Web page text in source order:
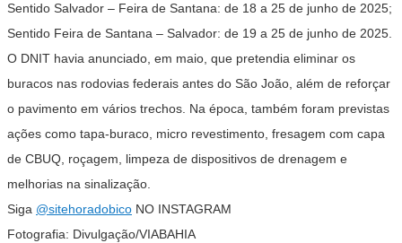
Sentido Salvador – Feira de Santana: de 18 a 25 de junho de 2025;
Sentido Feira de Santana – Salvador: de 19 a 25 de junho de 2025.
O DNIT havia anunciado, em maio, que pretendia eliminar os
buracos nas rodovias federais antes do São João, além de reforçar
o pavimento em vários trechos. Na época, também foram previstas
ações como tapa-buraco, micro revestimento, fresagem com capa
de CBUQ, roçagem, limpeza de dispositivos de drenagem e
melhorias na sinalização.
Siga @sitehoradobico NO INSTAGRAM
Fotografia: Divulgação/VIABAHIA